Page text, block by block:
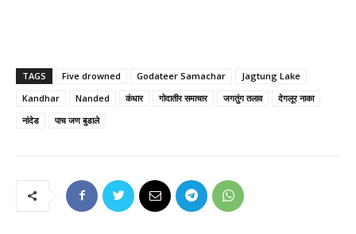
TAGS Five drowned Godateer Samachar
Jagtung Lake
Kandhar
Nanded कंधार गोदातीर समाचार जगतुंग तलाव
देगलूर नाका
नांदेड
पाच जण बुडाले